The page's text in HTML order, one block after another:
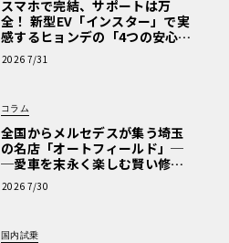
スマホで完結、サポートは万
全！ 新型EV「インスター」で実
感するヒョンデの「4つの安心」
【第1回・ヒョンデ6つの疑問：
Why? Hyundai?】〈PR〉
2026 7/31
コラム
全国からメルセデスが集う埼玉
の名店「オートフィールド」─
─愛車を末永く楽しむ賢い修理
術と、プロがフックス製オイル
を選ぶ理由〈PR〉
2026 7/30
国内試乗